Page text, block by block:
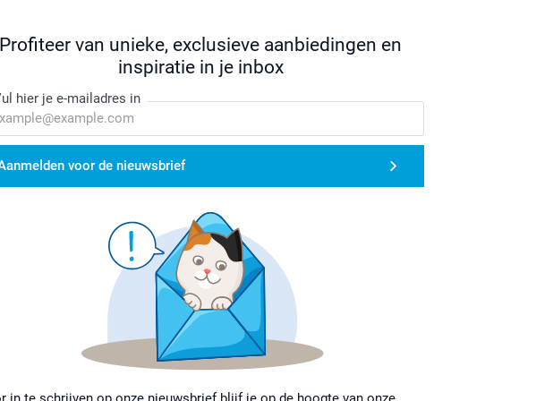
Profiteer van unieke, exclusieve aanbiedingen en
inspiratie in je inbox
hier je e-mailadres in
voor de nieuwsbrief